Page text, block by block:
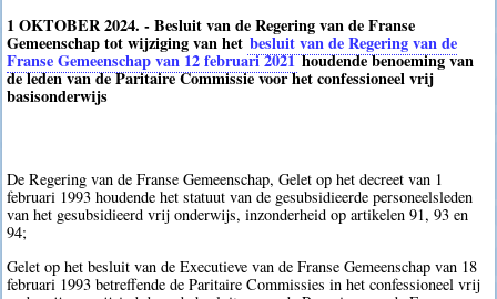
1 OKTOBER 2024. - Besluit van de Regering van de Franse
Gemeenschap tot wijziging van het besluit van de Regering van de
Franse Gemeenschap van 12 februari 2021houdende benoeming van
de leden van de Paritaire Commissie voor het confessioneel vrij
basisonderwijs
De Regering van de Franse Gemeenschap, Gelet op het decreet van 1
februari 1993 houdende het statuut van de gesubsidieerde personeelsleden
van het gesubsidieerd vrij onderwijs, inzonderheid op artikelen 91, 93 en
94;
Gelet op het besluit van de Executieve van de Franse Gemeenschap van 18
februari 1993 betreffende de Paritaire Commissies in het confessioneel vrij